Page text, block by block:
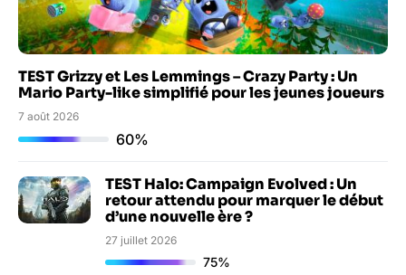
TEST Grizzy et Les Lemmings – Crazy Party : Un
Mario Party-like simplifié pour les jeunes joueurs
7 août 2026
60%
TEST Halo: Campaign Evolved : Un
retour attendu pour marquer le début
d’une nouvelle ère ?
27 juillet 2026
75%